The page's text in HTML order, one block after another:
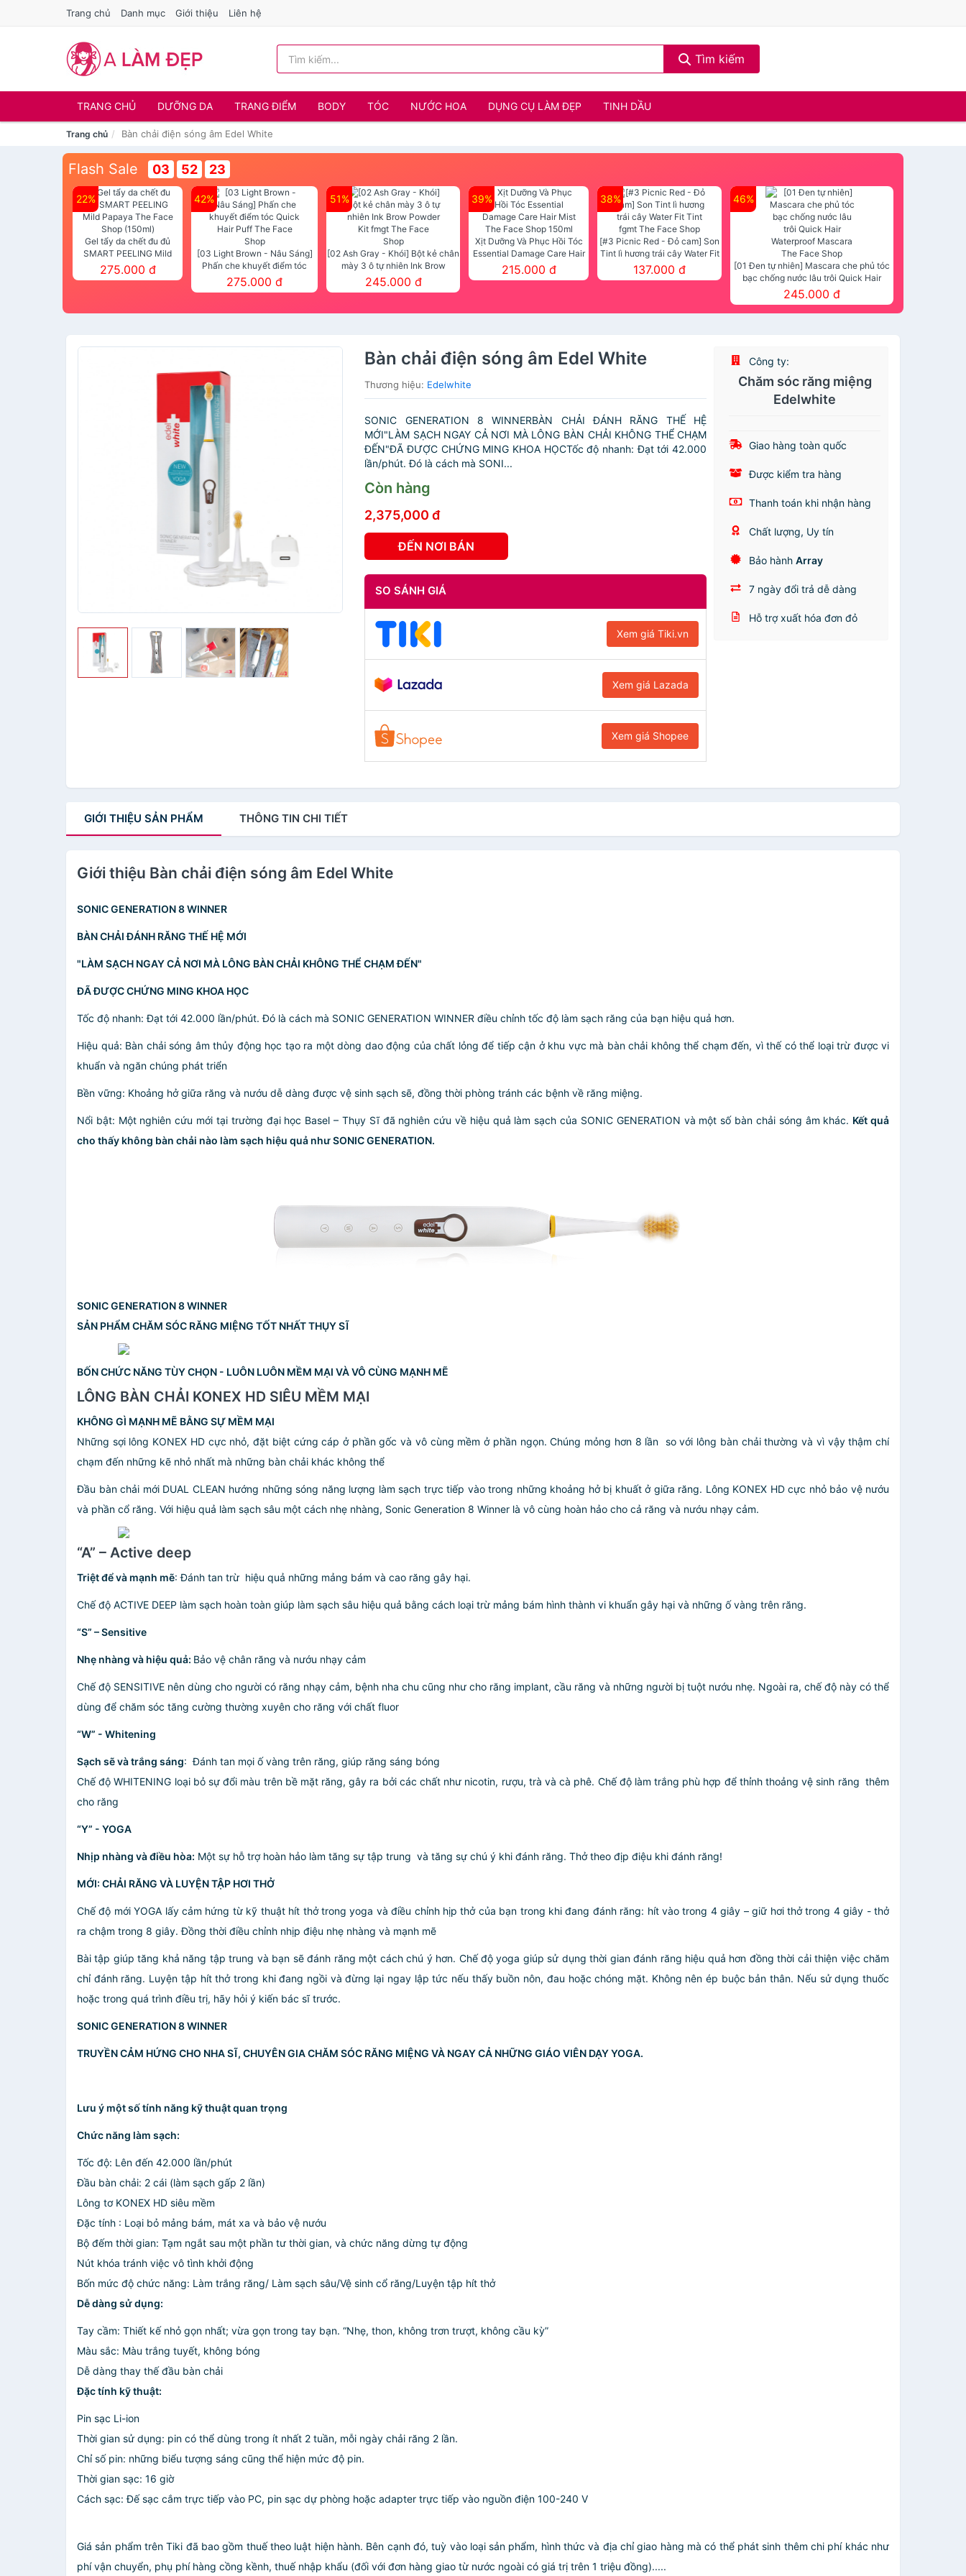
Trang chủ Danh mục Giới thiệu Liên hệ
Tìm kiếm
TRANG CHỦ DƯỠNG DA TRANG ĐIỂM BODY TÓC NƯỚC HOA DỤNG CỤ LÀM ĐẸP TINH DẦU
Trang chủ Bàn chải điện sóng âm Edel White
Flash Sale 03 52 22
22%
Gel tẩy da chết đu đủ
SMART PEELING Mild
Papaya The Face Shop
(150ml)
275.000 đ
42%
[03 Light Brown - Nâu Sáng]
Phấn che khuyết điểm tóc
Quick Hair Puff The Face Shop
275.000 đ
51%
[02 Ash Gray - Khói] Bột kẻ chân
mày 3 ô tự nhiên Ink Brow
Powder Kit fmgt The Face Shop
245.000 đ
39%
Xịt Dưỡng Và Phục Hồi Tóc
Essential Damage Care Hair
Mist The Face Shop 150ml
215.000 đ
38%
[#3 Picnic Red - Đỏ cam] Son
Tint lì hương trái cây Water Fit
Tint fgmt The Face Shop
137.000 đ
46%
[01 Đen tự nhiên] Mascara che phủ tóc
bạc chống nước lâu trôi Quick Hair
Waterproof Mascara The Face Shop
245.000 đ
Bàn chải điện sóng âm Edel White
Thương hiệu: Edelwhite
SONIC GENERATION 8 WINNERBÀN CHẢI ĐÁNH RĂNG THẾ HỆ
MỚI"LÀM SẠCH NGAY CẢ NƠI MÀ LÔNG BÀN CHẢI KHÔNG THỂ CHẠM
ĐẾN"ĐÃ ĐƯỢC CHỨNG MING KHOA HỌCTốc độ nhanh: Đạt tới 42.000
lần/phút. Đó là cách mà SONI...
Còn hàng
2,375,000 đ
ĐẾN NƠI BÁN
SO SÁNH GIÁ
Xem giá Tiki.vn
Xem giá Lazada
Xem giá Shopee
Công ty:
Chăm sóc răng miệng
Edelwhite
Giao hàng toàn quốc
Được kiểm tra hàng
Thanh toán khi nhận hàng
Chất lượng, Uy tín
Bảo hànhArray
7 ngày đổi trả dễ dàng
Hỗ trợ xuất hóa đơn đỏ
GIỚI THIỆU SẢN PHẨM THÔNG TIN CHI TIẾT
Giới thiệu Bàn chải điện sóng âm Edel White
SONIC GENERATION 8 WINNER
BÀN CHẢI ĐÁNH RĂNG THẾ HỆ MỚI
"LÀM SẠCH NGAY CẢ NƠI MÀ LÔNG BÀN CHẢI KHÔNG THỂ CHẠM ĐẾN"
ĐÃ ĐƯỢC CHỨNG MING KHOA HỌC
Tốc độ nhanh: Đạt tới 42.000 lần/phút. Đó là cách mà SONIC GENERATION WINNER điều chỉnh tốc độ làm sạch răng của bạn hiệu quả hơn.
Hiệu quả: Bàn chải sóng âm thủy động học tạo ra một dòng dao động của chất lỏng để tiếp cận ở khu vực mà bàn chải không thể chạm đến, vì thế có thể loại trừ được vi
khuẩn và ngăn chúng phát triển
Bền vững: Khoảng hở giữa răng và nướu dễ dàng được vệ sinh sạch sẽ, đồng thời phòng tránh các bệnh về răng miệng.
Nổi bật: Một nghiên cứu mới tại trường đại học Basel – Thụy Sĩ đã nghiên cứu về hiệu quả làm sạch của SONIC GENERATION và một số bàn chải sóng âm khác. Kết quả
cho thấy không bàn chải nào làm sạch hiệu quả như SONIC GENERATION.
SONIC GENERATION 8 WINNER
SẢN PHẨM CHĂM SÓC RĂNG MIỆNG TỐT NHẤT THỤY SĨ
BỐN CHỨC NĂNG TÙY CHỌN - LUÔN LUÔN MỀM MẠI VÀ VÔ CÙNG MẠNH MẼ
LÔNG BÀN CHẢI KONEX HD SIÊU MỀM MẠI
KHÔNG GÌ MẠNH MẼ BẰNG SỰ MỀM MẠI
Những sợi lông KONEX HD cực nhỏ, đặt biệt cứng cáp ở phần gốc và vô cùng mềm ở phần ngọn. Chúng mỏng hơn 8 lần so với lông bàn chải thường và vì vậy thậm chí
chạm đến những kẽ nhỏ nhất mà những bàn chải khác không thể
Đầu bàn chải mới DUAL CLEAN hướng những sóng năng lượng làm sạch trực tiếp vào trong những khoảng hở bị khuất ở giữa răng. Lông KONEX HD cực nhỏ bảo vệ nướu
và phần cổ răng. Với hiệu quả làm sạch sâu một cách nhẹ nhàng, Sonic Generation 8 Winner là vô cùng hoàn hảo cho cả răng và nướu nhạy cảm.
“A” – Active deep
Triệt để và mạnh mẽ: Đánh tan trừ hiệu quả những mảng bám và cao răng gây hại.
Chế độ ACTIVE DEEP làm sạch hoàn toàn giúp làm sạch sâu hiệu quả bằng cách loại trừ mảng bám hình thành vi khuẩn gây hại và những ố vàng trên răng.
“S” – Sensitive
Nhẹ nhàng và hiệu quả: Bảo vệ chân răng và nướu nhạy cảm
Chế độ SENSITIVE nên dùng cho người có răng nhạy cảm, bệnh nha chu cũng như cho răng implant, cầu răng và những người bị tuột nướu nhẹ. Ngoài ra, chế độ này có thể
dùng để chăm sóc tăng cường thường xuyên cho răng với chất fluor
“W” - Whitening
Sạch sẽ và trắng sáng: Đánh tan mọi ố vàng trên răng, giúp răng sáng bóng
Chế độ WHITENING loại bỏ sự đổi màu trên bề mặt răng, gây ra bởi các chất như nicotin, rượu, trà và cà phê. Chế độ làm trắng phù hợp để thỉnh thoảng vệ sinh răng thêm
cho răng
“Y” - YOGA
Nhịp nhàng và điều hòa: Một sự hỗ trợ hoàn hảo làm tăng sự tập trung và tăng sự chú ý khi đánh răng. Thở theo địp điệu khi đánh răng!
MỚI: CHẢI RĂNG VÀ LUYỆN TẬP HƠI THỞ
Chế độ mới YOGA lấy cảm hứng từ kỹ thuật hít thở trong yoga và điều chỉnh hịp thở của bạn trong khi đang đánh răng: hít vào trong 4 giây – giữ hơi thở trong 4 giây - thở
ra chậm trong 8 giây. Đồng thời điều chỉnh nhịp điệu nhẹ nhàng và mạnh mẽ
Bài tập giúp tăng khả năng tập trung và bạn sẽ đánh răng một cách chú ý hơn. Chế độ yoga giúp sử dụng thời gian đánh răng hiệu quả hơn đồng thời cải thiện việc chăm
chỉ đánh răng. Luyện tập hít thở trong khi đang ngồi và đừng lại ngay lập tức nếu thấy buồn nôn, đau hoặc chóng mặt. Không nên ép buộc bản thân. Nếu sử dụng thuốc
hoặc trong quá trình điều trị, hãy hỏi ý kiến bác sĩ trước.
SONIC GENERATION 8 WINNER
TRUYỀN CẢM HỨNG CHO NHA SĨ, CHUYÊN GIA CHĂM SÓC RĂNG MIỆNG VÀ NGAY CẢ NHỮNG GIÁO VIÊN DẠY YOGA.
Lưu ý một số tính năng kỹ thuật quan trọng
Chức năng làm sạch:
Tốc độ: Lên đến 42.000 lần/phút
Đầu bàn chải: 2 cái (làm sạch gấp 2 lần)
Lông tơ KONEX HD siêu mềm
Đặc tính : Loại bỏ mảng bám, mát xa và bảo vệ nướu
Bộ đếm thời gian: Tạm ngắt sau một phần tư thời gian, và chức năng dừng tự động
Nút khóa tránh việc vô tình khởi động
Bốn mức độ chức năng: Làm trắng răng/ Làm sạch sâu/Vệ sinh cổ răng/Luyện tập hít thở
Dễ dàng sử dụng:
Tay cầm: Thiết kế nhỏ gọn nhất; vừa gọn trong tay bạn. “Nhẹ, thon, không trơn trượt, không cầu kỳ”
Màu sắc: Màu trắng tuyết, không bóng
Dễ dàng thay thế đầu bàn chải
Đặc tính kỹ thuật:
Pin sạc Li-ion
Thời gian sử dụng: pin có thể dùng trong ít nhất 2 tuần, mỗi ngày chải răng 2 lần.
Chỉ số pin: những biểu tượng sáng cũng thể hiện mức độ pin.
Thời gian sạc: 16 giờ
Cách sạc: Đế sạc cắm trực tiếp vào PC, pin sạc dự phòng hoặc adapter trực tiếp vào nguồn điện 100-240 V
Giá sản phẩm trên Tiki đã bao gồm thuế theo luật hiện hành. Bên cạnh đó, tuỳ vào loại sản phẩm, hình thức và địa chỉ giao hàng mà có thể phát sinh thêm chi phí khác như
phí vận chuyển, phụ phí hàng cồng kềnh, thuế nhập khẩu (đối với đơn hàng giao từ nước ngoài có giá trị trên 1 triệu đồng).....